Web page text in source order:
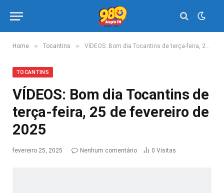
Home » Tocantins » VÍDEOS: Bom dia Tocantins de terça-feira, 25 de fevereiro de 2025
TOCANTINS
VÍDEOS: Bom dia Tocantins de
terça-feira, 25 de fevereiro de
2025
fevereiro 25, 2025 Nenhum comentário 0 Visitas